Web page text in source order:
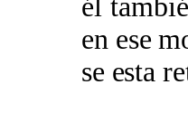
él
en ese
se esta